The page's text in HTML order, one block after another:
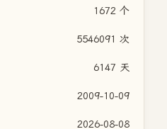
1672 个
5546091 次
6147 天
2009-10-09
2026-08-08